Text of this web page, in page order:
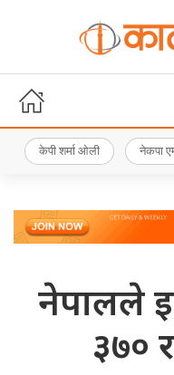
केपी शर्मा ओली नेकपा
नेपालले
३७०